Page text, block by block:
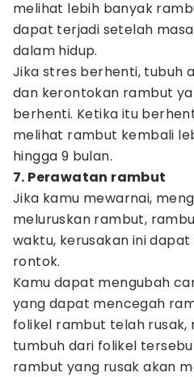
melihat lebih banyak
dapat terjadi setelah
dalam hidup.
Jika stres berhenti, tubuh
dan kerontokan rambut
berhenti. Ketika itu
melihat rambut kembali
hingga 9 bulan.
7. Perawatan rambut
Jika kamu mewarnai,
meluruskan rambut,
waktu, kerusakan ini
rontok.
Kamu dapat mengubah
yang dapat mencegah
folikel rambut telah
tumbuh dari folikel
rambut yang rusak akan